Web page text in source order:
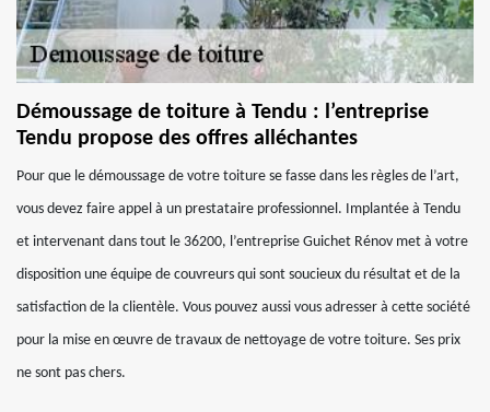
Démoussage de toiture à Tendu : l’entreprise
Tendu propose des offres alléchantes
Pour que le démoussage de votre toiture se fasse dans les règles de l’art,
vous devez faire appel à un prestataire professionnel. Implantée à Tendu
et intervenant dans tout le 36200, l’entreprise Guichet Rénov met à votre
disposition une équipe de couvreurs qui sont soucieux du résultat et de la
satisfaction de la clientèle. Vous pouvez aussi vous adresser à cette société
pour la mise en œuvre de travaux de nettoyage de votre toiture. Ses prix
ne sont pas chers.